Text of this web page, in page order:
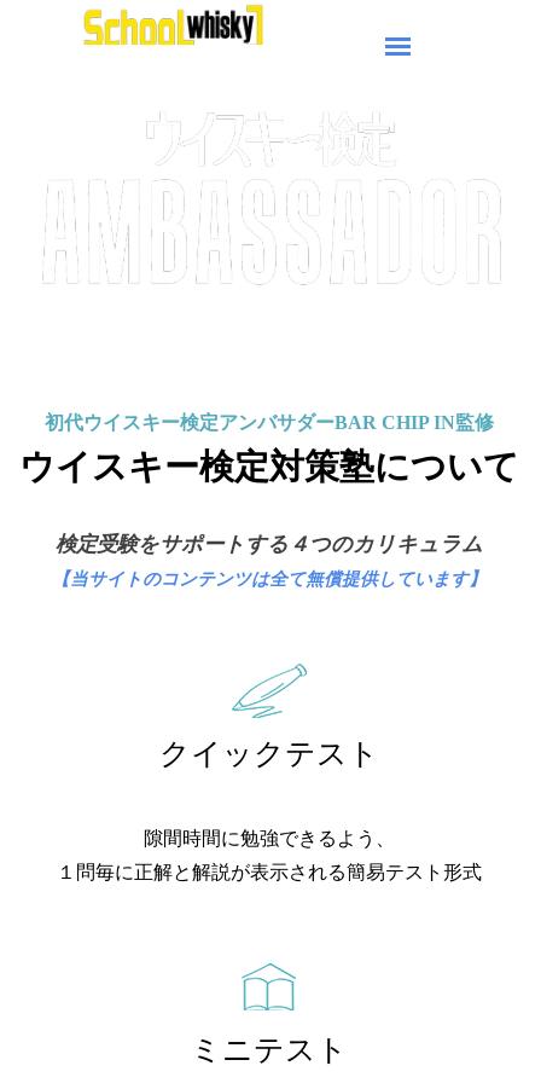
初代ウイスキー検定アンバサダーBAR CHIP IN監修
ウイスキー検定対策塾について
検定受験をサポートする４つのカリキュラム
【当サイトのコンテンツは全て無償提供しています】
クイックテスト
隙間時間に勉強できるよう、
１問毎に正解と解説が表示される簡易テスト形式
ミニテスト